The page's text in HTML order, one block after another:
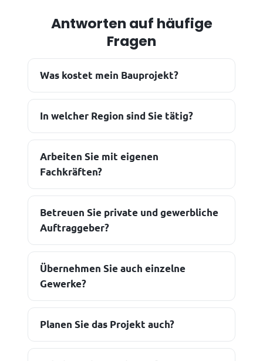
Antworten auf häufige
Fragen
Was kostet mein Bauprojekt?
In welcher Region sind Sie tätig?
Arbeiten Sie mit eigenen
Fachkräften?
Betreuen Sie private und gewerbliche
Auftraggeber?
Übernehmen Sie auch einzelne
Gewerke?
Planen Sie das Projekt auch?